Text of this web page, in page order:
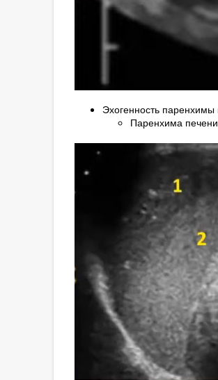
Эхогенность
Паренхима